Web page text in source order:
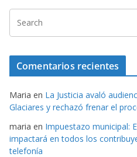
Comentarios recientes
Maria en La Justicia avaló
Glaciares y rechazó frenar el
maria en Impuestazo municipal:
impactará en todos los
telefonía